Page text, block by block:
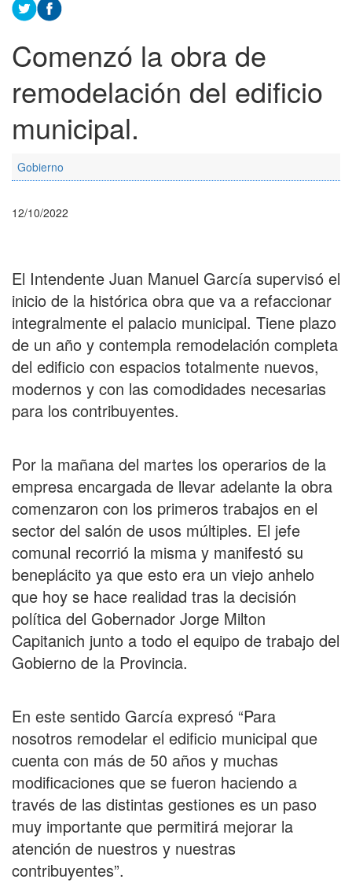
Comenzó la obra de
remodelación del edificio
municipal.
Gobierno
12/10/2022
El Intendente Juan Manuel García supervisó el
inicio de la histórica obra que va a refaccionar
integralmente el palacio municipal. Tiene plazo
de un año y contempla remodelación completa
del edificio con espacios totalmente nuevos,
modernos y con las comodidades necesarias
para los contribuyentes.
Por la mañana del martes los operarios de la
empresa encargada de llevar adelante la obra
comenzaron con los primeros trabajos en el
sector del salón de usos múltiples. El jefe
comunal recorrió la misma y manifestó su
beneplácito ya que esto era un viejo anhelo
que hoy se hace realidad tras la decisión
política del Gobernador Jorge Milton
Capitanich junto a todo el equipo de trabajo del
Gobierno de la Provincia.
En este sentido García expresó “Para
nosotros remodelar el edificio municipal que
cuenta con más de 50 años y muchas
modificaciones que se fueron haciendo a
través de las distintas gestiones es un paso
muy importante que permitirá mejorar la
atención de nuestros y nuestras
contribuyentes”.